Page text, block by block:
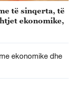
të sinqerta, të
ekonomike,
ekonomike dhe